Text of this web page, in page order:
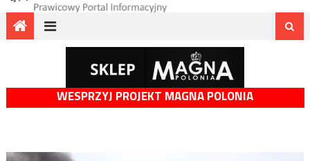
WESPRZYJ PROJEKT MAGNA POLONIA